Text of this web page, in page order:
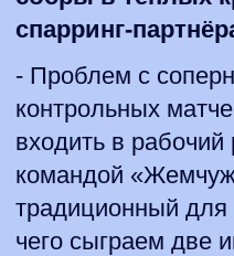
спарринг-
- Проблем с
контрольных
входить в
командой
традиционный
чего сыграем две